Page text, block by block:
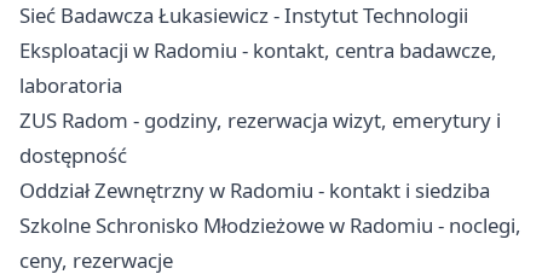
Sieć Badawcza Łukasiewicz - Instytut Technologii
Eksploatacji w Radomiu - kontakt, centra badawcze,
laboratoria
ZUS Radom - godziny, rezerwacja wizyt, emerytury i
dostępność
Oddział Zewnętrzny w Radomiu - kontakt i siedziba
Szkolne Schronisko Młodzieżowe w Radomiu - noclegi,
ceny, rezerwacje